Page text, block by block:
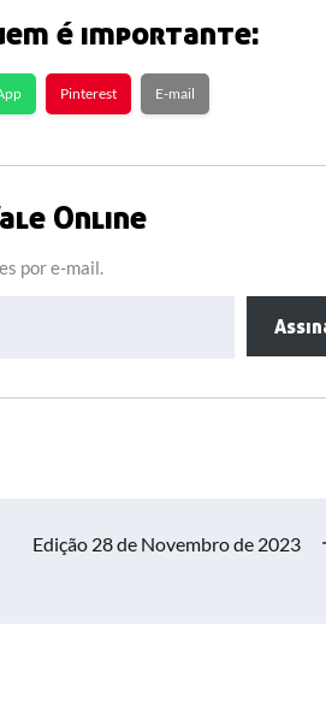
é importante:
Pinterest E-mail
Online
por e-mail.
Edição 28 de Novembro de 2023